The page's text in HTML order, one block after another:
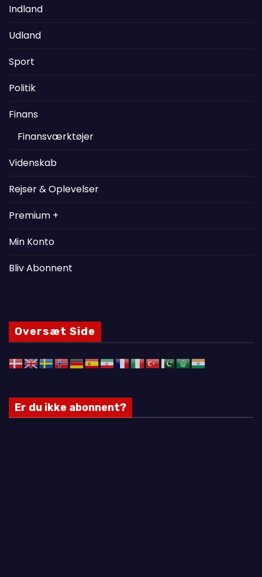
Indland
Udland
Sport
Politik
Finans
Finansværktøjer
Videnskab
Rejser & Oplevelser
Premium +
Min Konto
Bliv Abonnent
Oversæt Side
Er du ikke abonnent?